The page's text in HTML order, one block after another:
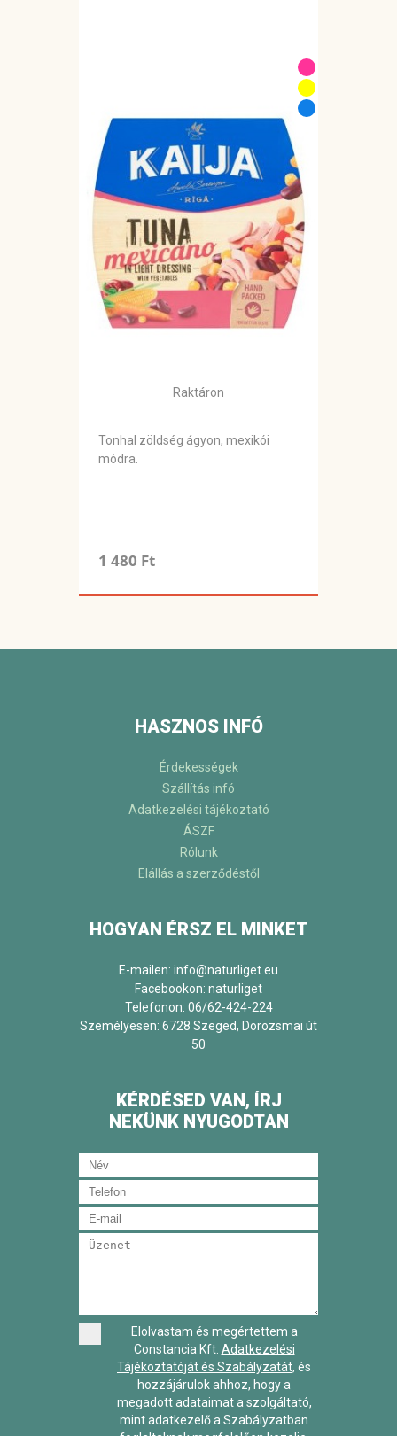
Raktáron
Tonhal zöldség ágyon, mexikói
módra.
1 480 Ft
HASZNOS INFÓ
Érdekességek
Szállítás infó
Adatkezelési tájékoztató
ÁSZF
Rólunk
Elállás a szerződéstől
HOGYAN ÉRSZ EL MINKET
E-mailen: info@naturliget.eu
Facebookon: naturliget
Telefonon: 06/62-424-224
Személyesen: 6728 Szeged, Dorozsmai út
50
KÉRDÉSED VAN, ÍRJ
NEKÜNK NYUGODTAN
Elolvastam és megértettem a
Constancia Kft. Adatkezelési
Tájékoztatóját és Szabályzatát, és
hozzájárulok ahhoz, hogy a
megadott adataimat a szolgáltató,
mint adatkezelő a Szabályzatban